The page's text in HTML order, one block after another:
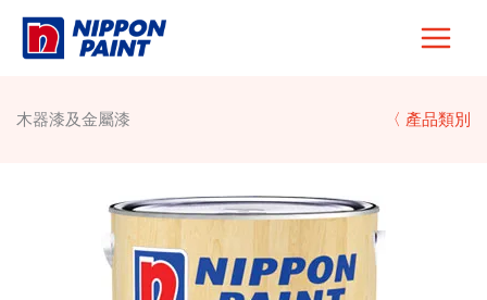
Skip
木器漆及金屬漆 〈 產品類別